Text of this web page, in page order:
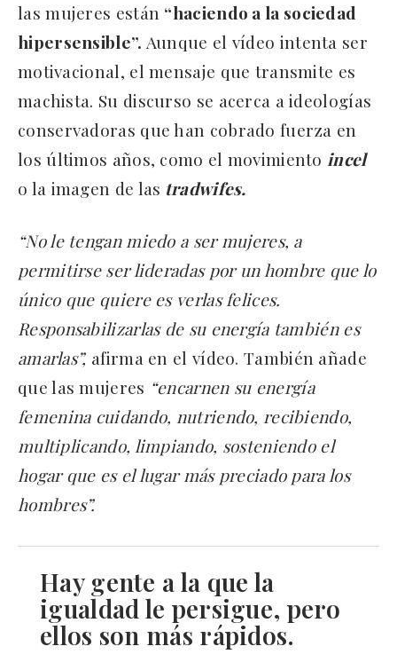
las mujeres están “haciendo a la sociedad
hipersensible”. Aunque el vídeo intenta ser
motivacional, el mensaje que transmite es
machista. Su discurso se acerca a ideologías
conservadoras que han cobrado fuerza en
los últimos años, como el movimiento incel
o la imagen de las tradwifes.
“No le tengan miedo a ser mujeres, a
permitirse ser lideradas por un hombre que lo
único que quiere es verlas felices.
Responsabilizarlas de su energía también es
amarlas”, afirma en el vídeo. También añade
que las mujeres “encarnen su energía
femenina cuidando, nutriendo, recibiendo,
multiplicando, limpiando, sosteniendo el
hogar que es el lugar más preciado para los
hombres”.
Hay gente a la que la
igualdad le persigue, pero
ellos son más rápidos.